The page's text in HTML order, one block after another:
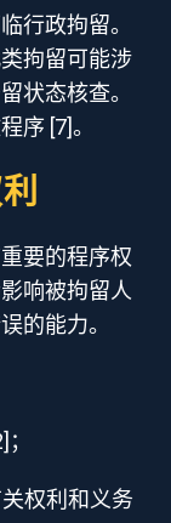
行政拘留。
拘留可能涉
状态核查。
序 [7]。
要的程序权
响被拘留人
的能力。
权利和义务